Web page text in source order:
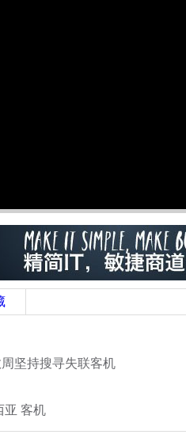
坚持搜寻失联客机
亚 客机